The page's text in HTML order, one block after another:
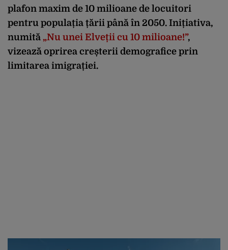
plafon maxim de 10 milioane de locuitori
pentru populația țării până în 2050. Inițiativa,
numită „Nu unei Elveții cu 10 milioane!”,
vizează oprirea creșterii demografice prin
limitarea imigrației.